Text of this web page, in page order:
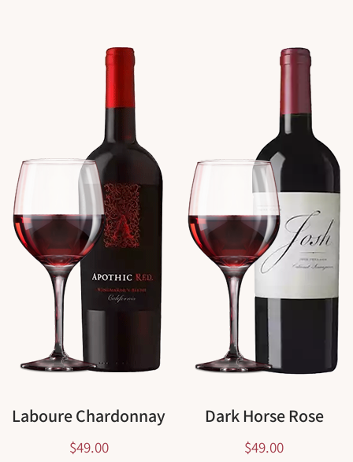
Laboure Chardonnay
$49.00
Dark Horse Rose
$49.00